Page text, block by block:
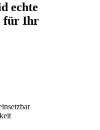
echte
für Ihr